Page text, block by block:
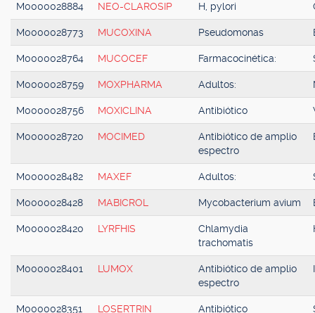
M0000028884 NEO-CLAROSIP H, pylori
M0000028773 MUCOXINA Pseudomonas
M0000028764 MUCOCEF Farmacocinética:
M0000028759 MOXPHARMA Adultos:
M0000028756 MOXICLINA Antibiótico
M0000028720 MOCIMED
Antibiótico de amplio
espectro
M0000028482 MAXEF Adultos:
M0000028428 MABICROL Mycobacterium avium
M0000028420 LYRFHIS
Chlamydia
trachomatis
M0000028401 LUMOX
Antibiótico de amplio
espectro
M0000028351 LOSERTRIN Antibiótico